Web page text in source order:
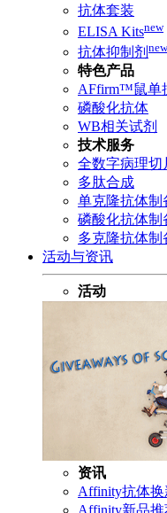
抗体套装
ELISA Kitsnew
抗体抑制剂 new
特色产品
AFfirm™鼠单
磷酸化抗体
WB相关试剂
技术服务
全数字病理切
多肽合成
单克隆抗体制
磷酸化抗体制
多克隆抗体制
活动与资讯
活动
资讯
Affinity抗体换
Affinity新品